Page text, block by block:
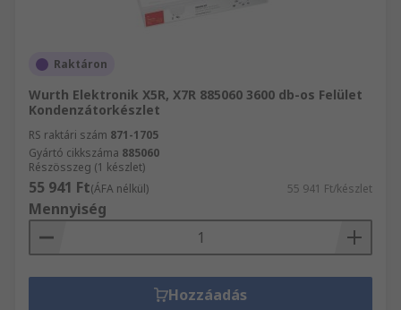
Raktáron
Wurth Elektronik X5R, X7R 885060 3600 db-os Felület
Kondenzátorkészlet
RS raktári szám 871-1705
Gyártó cikkszáma 885060
Részösszeg (1 készlet)
55 941 Ft(ÁFA nélkül) 55 941 Ft/készlet
Mennyiség
Hozzáadás